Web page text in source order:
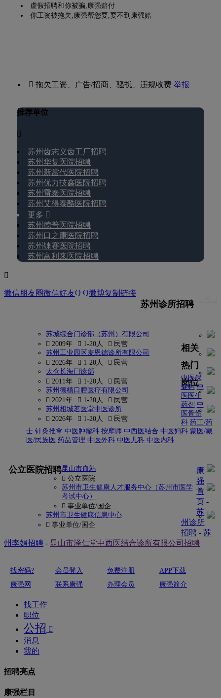
虚假招聘和你被骗,康强赔付
你工资被拖欠,康强帮您要,要不到康强赔
 拖欠工资、广告/招商、骚扰、违规收费举报
推荐单位

苏州齿志义齿工厂招聘
苏州华复医院招聘
苏州新當代医院招聘
苏州优力技鑫医院招聘
苏州雷泰医院招聘
苏州艾得泰酷医院招聘
更多 
苏州德普医院招聘
苏州口之康医院招聘
苏州铼赛医院招聘
苏州富利来医院招聘

微信朋友圈微信好友Q Q微博复制链接
苏州诊所招聘
苏城综合门诊部（苏州）有限公司
 2009年
 1-20人
 民营
苏州工业园区麦恩德诊所有限公司
 2026年
 1-20人
 民营
太仓长海门诊部
 2011年
 1-20人
 民营
苏州德植口腔医疗有限公司
 2021年
 1-20人
 民营
苏州相城茗医堂中医诊所
 2026年
 1-20人  民营
相关
热门
岗位
中医保
健科 中
医医生
药剂 中
医骨伤
科 药工/药
士 针灸推拿 中医肿瘤科 按摩师 中西医结合 中医妇科 蒙医/藏
医/民族医 药品管理 中医外科 中医儿科 中医内科
公立医院招聘昆山市血站
 公立医院
苏州市卫生健康人才服务中心（苏州市医学
考试中心）
 事业单位/国企
苏州市卫生健康信息中心
 事业单位/国企
康
强
首
页 -
苏
州诊所
招聘- 苏
州李娟招聘 - 昆山市泽仁堂中西医结合诊所有限公司招聘
找密码? 会员登入 免费注册
APP下载
康强网
联系康强 办理会员 康强简介
找工作
职位
公招 
消息
我的
招聘亮点
康强栏目